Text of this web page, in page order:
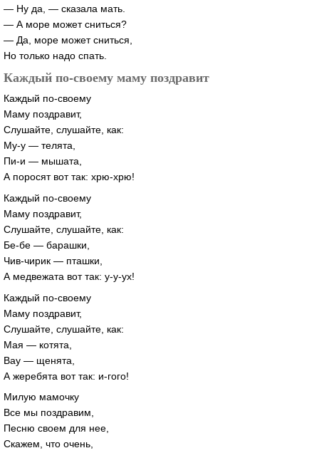
— Ну да, — сказала мать.
— А море может сниться?
— Да, море может сниться,
Но только надо спать.
Каждый по-своему маму поздравит
Каждый по-своему
Маму поздравит,
Слушайте, слушайте, как:
Му-у — телята,
Пи-и — мышата,
А поросят вот так: хрю-хрю!
Каждый по-своему
Маму поздравит,
Слушайте, слушайте, как:
Бе-бе — барашки,
Чив-чирик — пташки,
А медвежата вот так: у-у-ух!
Каждый по-своему
Маму поздравит,
Слушайте, слушайте, как:
Мая — котята,
Вау — щенята,
А жеребята вот так: и-гого!
Милую мамочку
Все мы поздравим,
Песню своем для нее,
Скажем, что очень,